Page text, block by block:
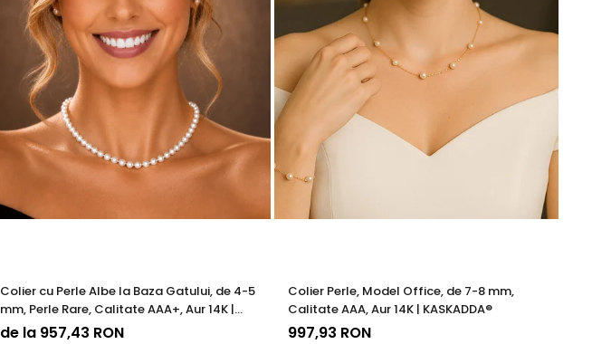
Colier cu Perle Albe la Baza Gatului, de 4-5
mm, Perle Rare, Calitate AAA+, Aur 14K |
KASKADDA®
de la 957,43 RON
Colier Perle, Model Office, de 7-8 mm,
Calitate AAA, Aur 14K | KASKADDA®
997,93 RON